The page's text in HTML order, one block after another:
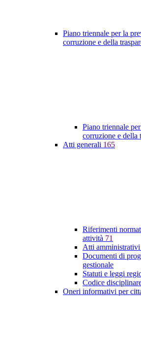
Piano triennale per la
corruzione e della
Piano triennale
corruzione e della
Atti generali 165
Riferimenti
attività 71
Atti amministrativi
Documenti di
gestionale
Statuti e leggi
Codice
Oneri informativi per